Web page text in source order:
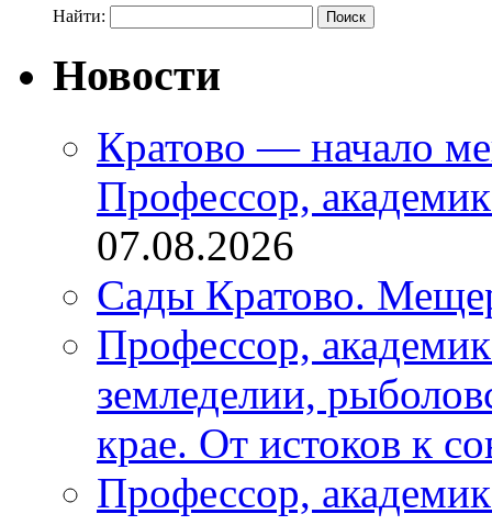
Найти:
Новости
Кратово — начало
Профессор,
07.08.2026
Сады Кратово.
Профессор,
земледелии,
крае. От истоков к
Профессор,